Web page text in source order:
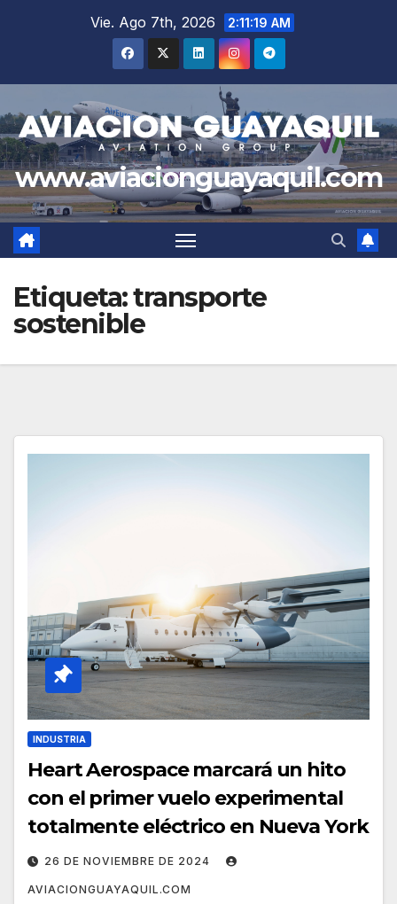
Vie. Ago 7th, 2026 2:11:20 AM
www.aviacionguayaquil.com
Etiqueta:transporte
sostenible
INDUSTRIA
Heart Aerospace marcará un hito
con el primer vuelo experimental
totalmente eléctrico en Nueva York
26 DE NOVIEMBRE DE 2024
AVIACIONGUAYAQUIL.COM